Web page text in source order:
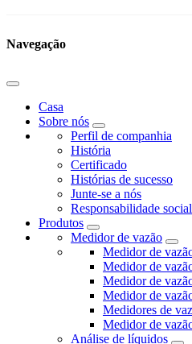
Navegação
Casa
Sobre nós
Perfil de companhia
História
Certificado
Histórias de sucesso
Junte-se a nós
Responsabilidade social
Produtos
Medidor de vazão
Medidor de
Medidor de
Medidor de
Medidor de
Medidores de
Medidor de
Análise de líquidos